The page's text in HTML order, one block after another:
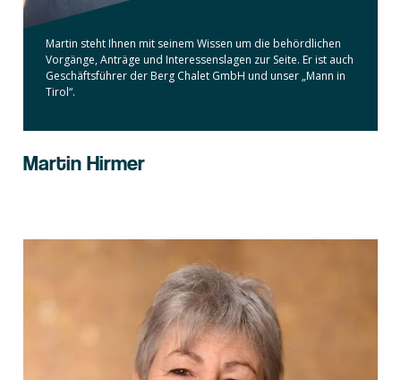
Martin steht Ihnen mit seinem Wissen um die behördlichen
Vorgänge, Anträge und Interessenslagen zur Seite. Er ist auch
Geschäftsführer der Berg Chalet GmbH und unser „Mann in
Tirol“.
Martin Hirmer